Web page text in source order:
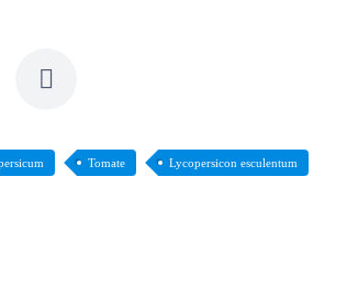
Tomate Lycopersicon esculentum